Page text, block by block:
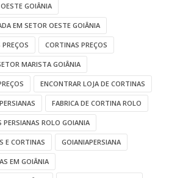
GOIÂNIA
EM SETOR OESTE GOIÂNIA
CORTINAS PREÇOS
MARISTA GOIÂNIA
ENCONTRAR LOJA DE CORTINAS
FABRICA DE CORTINA ROLO
PERSIANAS ROLO GOIANIA
E CORTINAS GOIANIAPERSIANA
EM GOIÂNIA